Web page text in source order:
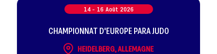
14 - 16 Août 2026
CHAMPIONNAT D'EUROPE PARA JUDO
HEIDELBERG, ALLEMAGNE